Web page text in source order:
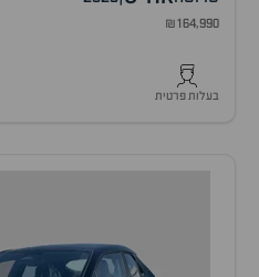
₪164,990
בעלות פרטית